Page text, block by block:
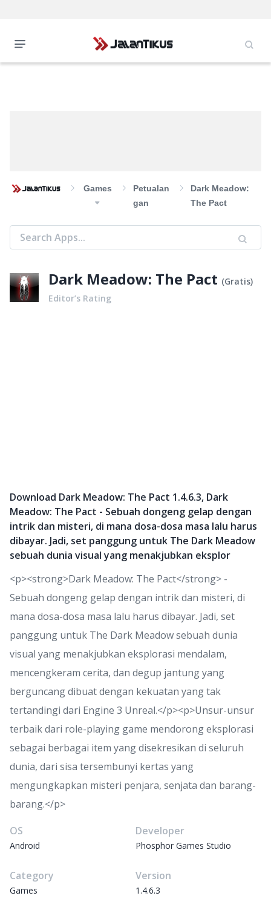
Games
Petualan
Gan
Dark Meadow:
The Pact
Dark Meadow: The Pact (Gratis)
Editor’s Rating
Download Dark Meadow: The Pact 1.4.6.3, Dark
Meadow: The Pact - Sebuah dongeng gelap dengan
intrik dan misteri, di mana dosa-dosa masa lalu harus
dibayar. Jadi, set panggung untuk The Dark Meadow
sebuah dunia visual yang menakjubkan eksplor
<p><strong>Dark Meadow: The Pact</strong> -
Sebuah dongeng gelap dengan intrik dan misteri, di
mana dosa-dosa masa lalu harus dibayar. Jadi, set
panggung untuk The Dark Meadow sebuah dunia
visual yang menakjubkan eksplorasi mendalam,
mencengkeram cerita, dan degup jantung yang
berguncang dibuat dengan kekuatan yang tak
tertandingi dari Engine 3 Unreal.</p><p>Unsur-unsur
terbaik dari role-playing game mendorong eksplorasi
sebagai berbagai item yang disekresikan di seluruh
dunia, dari sisa tersembunyi kertas yang
mengungkapkan misteri penjara, senjata dan barang-
barang.</p>
OS
Android
Developer
Phosphor Games Studio
Category
Games
Version
1.4.6.3